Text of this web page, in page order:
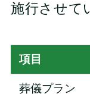
施行させて
項目
葬儀プラン